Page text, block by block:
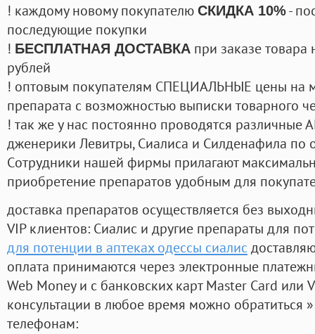
! каждому новому покупателю СКИДКА 10%-
последующие покупки
! БЕСПЛАТНАЯ ДОСТАВКА при заказе
рублей
! оптовым покупателям СПЕЦИАЛЬНЫЕ цены на
препарата с возможностью выписки товарного
! так же у нас постоянно проводятся
дженерики Левитры, Сиалиса и Силденафила по
Cотрудники нашей фирмы прилагают
приобретение препаратов удобным для
доставка препаратов осуществляется без
VIP клиентов: Сиалис и другие препараты для
для потенции в аптеках одессы сиалис
оплата принимаются через электронные
Web Money и с банковских карт Master Card или
консультации в любое время можно обратиться
телефонам: